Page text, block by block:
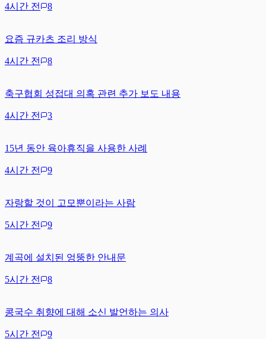
4시간 전 8
요즘 규카츠 조리 방식
4시간 전 8
축구협회 성접대 의혹 관련 추가 보도 내용
4시간 전 3
15년 동안 육아휴직을 사용한 사례
4시간 전 9
자랑할 것이 고모뿐이라는 사람
5시간 전 9
계곡에 설치된 엉뚱한 안내문
5시간 전 8
콩국수 취향에 대해 소신 발언하는 의사
5시간 전 9